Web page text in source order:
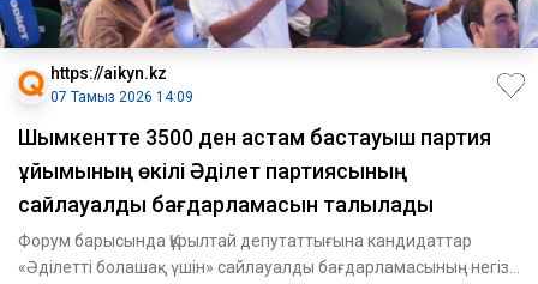
https://aikyn.kz
07 Тамыз 2026 14:09
Шымкентте 3500 ден астам бастауыш партия
ұйымының өкілі Әділет партиясының
сайлауалды бағдарламасын талқылады
Форум барысында Құрылтай депутаттығына кандидаттар
«Әділетті болашақ үшін» сайлауалды бағдарламасының негізгі